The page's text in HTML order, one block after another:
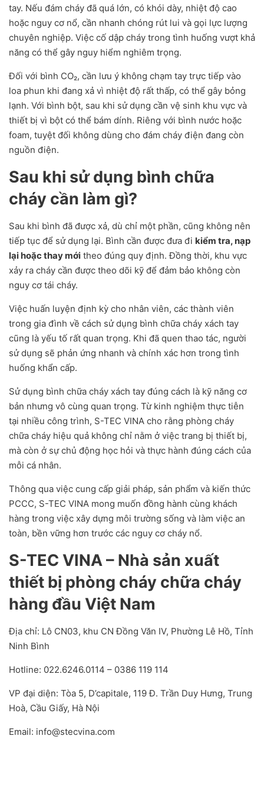
tay. Nếu đám cháy đã quá lớn, có khói dày, nhiệt độ cao
hoặc nguy cơ nổ, cần nhanh chóng rút lui và gọi lực lượng
chuyên nghiệp. Việc cố dập cháy trong tình huống vượt khả
năng có thể gây nguy hiểm nghiêm trọng.
Đối với bình CO₂, cần lưu ý không chạm tay trực tiếp vào
loa phun khi đang xả vì nhiệt độ rất thấp, có thể gây bỏng
lạnh. Với bình bột, sau khi sử dụng cần vệ sinh khu vực và
thiết bị vì bột có thể bám dính. Riêng với bình nước hoặc
foam, tuyệt đối không dùng cho đám cháy điện đang còn
nguồn điện.
Sau khi sử dụng bình chữa
cháy cần làm gì?
Sau khi bình đã được xả, dù chỉ một phần, cũng không nên
tiếp tục để sử dụng lại. Bình cần được đưa đi kiểm tra, nạp
lại hoặc thay mới theo đúng quy định. Đồng thời, khu vực
xảy ra cháy cần được theo dõi kỹ để đảm bảo không còn
nguy cơ tái cháy.
Việc huấn luyện định kỳ cho nhân viên, các thành viên
trong gia đình về cách sử dụng bình chữa cháy xách tay
cũng là yếu tố rất quan trọng. Khi đã quen thao tác, người
sử dụng sẽ phản ứng nhanh và chính xác hơn trong tình
huống khẩn cấp.
Sử dụng bình chữa cháy xách tay đúng cách là kỹ năng cơ
bản nhưng vô cùng quan trọng. Từ kinh nghiệm thực tiễn
tại nhiều công trình, S-TEC VINA cho rằng phòng cháy
chữa cháy hiệu quả không chỉ nằm ở việc trang bị thiết bị,
mà còn ở sự chủ động học hỏi và thực hành đúng cách của
mỗi cá nhân.
Thông qua việc cung cấp giải pháp, sản phẩm và kiến thức
PCCC, S-TEC VINA mong muốn đồng hành cùng khách
hàng trong việc xây dựng môi trường sống và làm việc an
toàn, bền vững hơn trước các nguy cơ cháy nổ.
S-TEC VINA – Nhà sản xuất
thiết bị phòng cháy chữa cháy
hàng đầu Việt Nam
Địa chỉ: Lô CN03, khu CN Đồng Văn IV, Phường Lê Hồ, Tỉnh
Ninh Bình
Hotline: 022.6246.0114 – 0386 119 114
VP đại diện: Tòa 5, D’capitale, 119 Đ. Trần Duy Hưng, Trung
Hoà, Cầu Giấy, Hà Nội
Email: info@stecvina.com